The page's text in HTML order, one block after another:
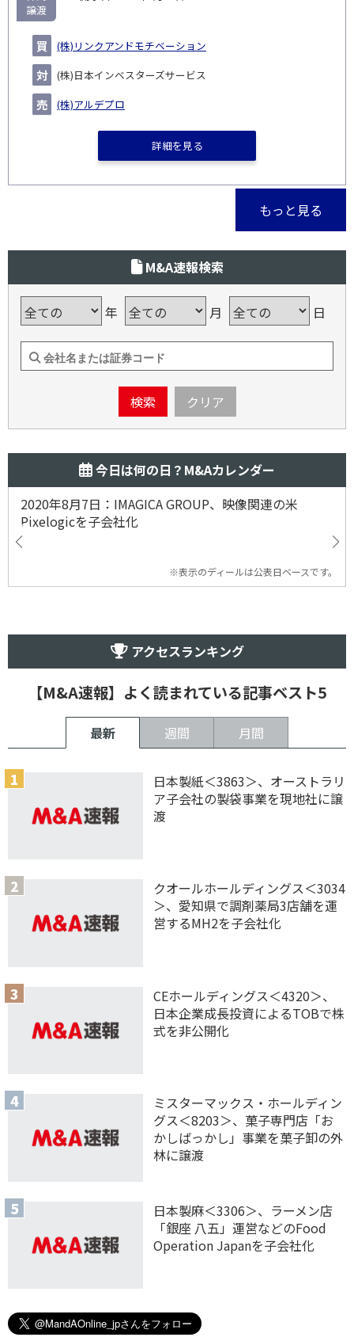
(株)リンクアンドモチベーション
(株)日本インベスターズサービス
(株)アルデプロ
譲渡
詳細を見る
もっと見る
M&A速報検索
年 月 日
検索 クリア
今日は何の日？M&Aカレンダー
2020年8月7日：IMAGICA GROUP、映像関連の米
Pixelogicを子会社化
※表示のディールは公表日ベースです。
アクセスランキング
【M&A速報】よく読まれている記事ベスト5
最新 週間 月間
日本製紙＜3863＞、オーストラリ
ア子会社の製袋事業を現地社に譲
渡
クオールホールディングス＜3034
＞、愛知県で調剤薬局3店舗を運
営するMH2を子会社化
CEホールディングス＜4320＞、
日本企業成長投資によるTOBで株
式を非公開化
ミスターマックス・ホールディン
グス＜8203＞、菓子専門店「お
かしばっかし」事業を菓子卸の外
林に譲渡
日本製麻＜3306＞、ラーメン店
「銀座 八五」運営などのFood
Operation Japanを子会社化